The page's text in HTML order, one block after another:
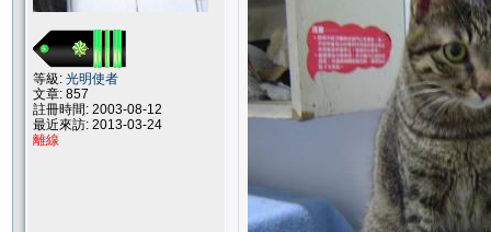
等級: 光明使者
文章: 857
註冊時間: 2003-08-12
最近來訪: 2013-03-24
離線